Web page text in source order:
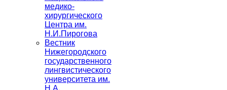
медико-
хирургического
Центра им.
Н.И.Пирогова
Вестник
Нижегородского
государственного
лингвистического
университета им.